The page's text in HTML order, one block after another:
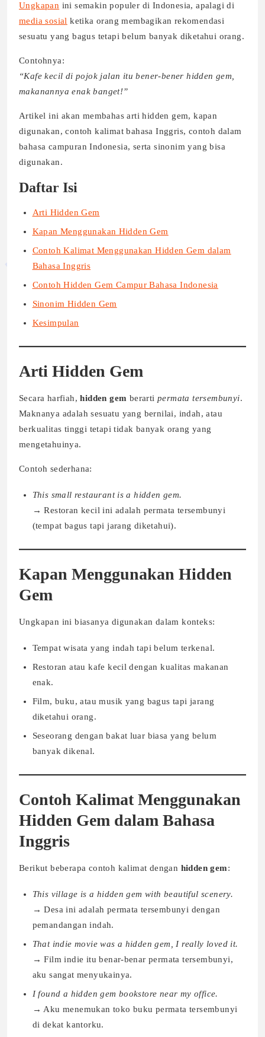
Ungkapan ini semakin populer di Indonesia, apalagi di
media sosial ketika orang membagikan rekomendasi
sesuatu yang bagus tetapi belum banyak diketahui orang.
Contohnya:
“Kafe kecil di pojok jalan itu bener-bener hidden gem,
makanannya enak banget!”
Artikel ini akan membahas arti hidden gem, kapan
digunakan, contoh kalimat bahasa Inggris, contoh dalam
bahasa campuran Indonesia, serta sinonim yang bisa
digunakan.
Daftar Isi
Arti Hidden Gem
Kapan Menggunakan Hidden Gem
Contoh Kalimat Menggunakan Hidden Gem dalam
Bahasa Inggris
Contoh Hidden Gem Campur Bahasa Indonesia
Sinonim Hidden Gem
Kesimpulan
Arti Hidden Gem
Secara harfiah,hidden gem berartipermata tersembunyi.
Maknanya adalah sesuatu yang bernilai, indah, atau
berkualitas tinggi tetapi tidak banyak orang yang
mengetahuinya.
Contoh sederhana:
This small restaurant is a hidden gem.
→ Restoran kecil ini adalah permata tersembunyi
(tempat bagus tapi jarang diketahui).
Kapan Menggunakan Hidden
Gem
Ungkapan ini biasanya digunakan dalam konteks:
Tempat wisata yang indah tapi belum terkenal.
Restoran atau kafe kecil dengan kualitas makanan
enak.
Film, buku, atau musik yang bagus tapi jarang
diketahui orang.
Seseorang dengan bakat luar biasa yang belum
banyak dikenal.
Contoh Kalimat Menggunakan
Hidden Gem dalam Bahasa
Inggris
Berikut beberapa contoh kalimat dengan hidden gem:
This village is a hidden gem with beautiful scenery.
→ Desa ini adalah permata tersembunyi dengan
pemandangan indah.
That indie movie was a hidden gem, I really loved it.
→ Film indie itu benar-benar permata tersembunyi,
aku sangat menyukainya.
I found a hidden gem bookstore near my office.
→ Aku menemukan toko buku permata tersembunyi
di dekat kantorku.